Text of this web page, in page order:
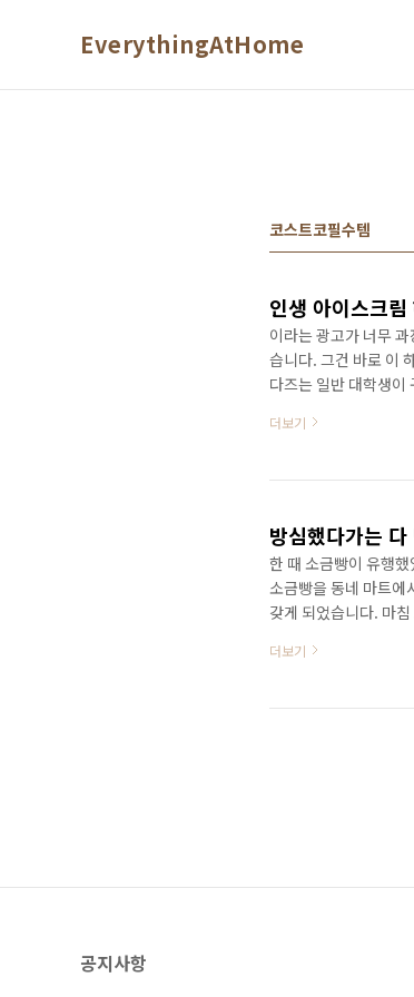
EverythingAtHome
코스트코필수템
인생 아이스크
이라는 광고가 너무
습니다. 그건 바로 이
다즈는 일반 대학생이
번쩍 뜨일 맛이라고
차 하겐다즈 크리스피
더보기
방심했다가는
한 때 소금빵이 유행
소금빵을 동네 마트에
갖게 되었습니다. 마
코 소금빵에 대해 알
의 소금을 뜻하는 '시
더보기
공지사항